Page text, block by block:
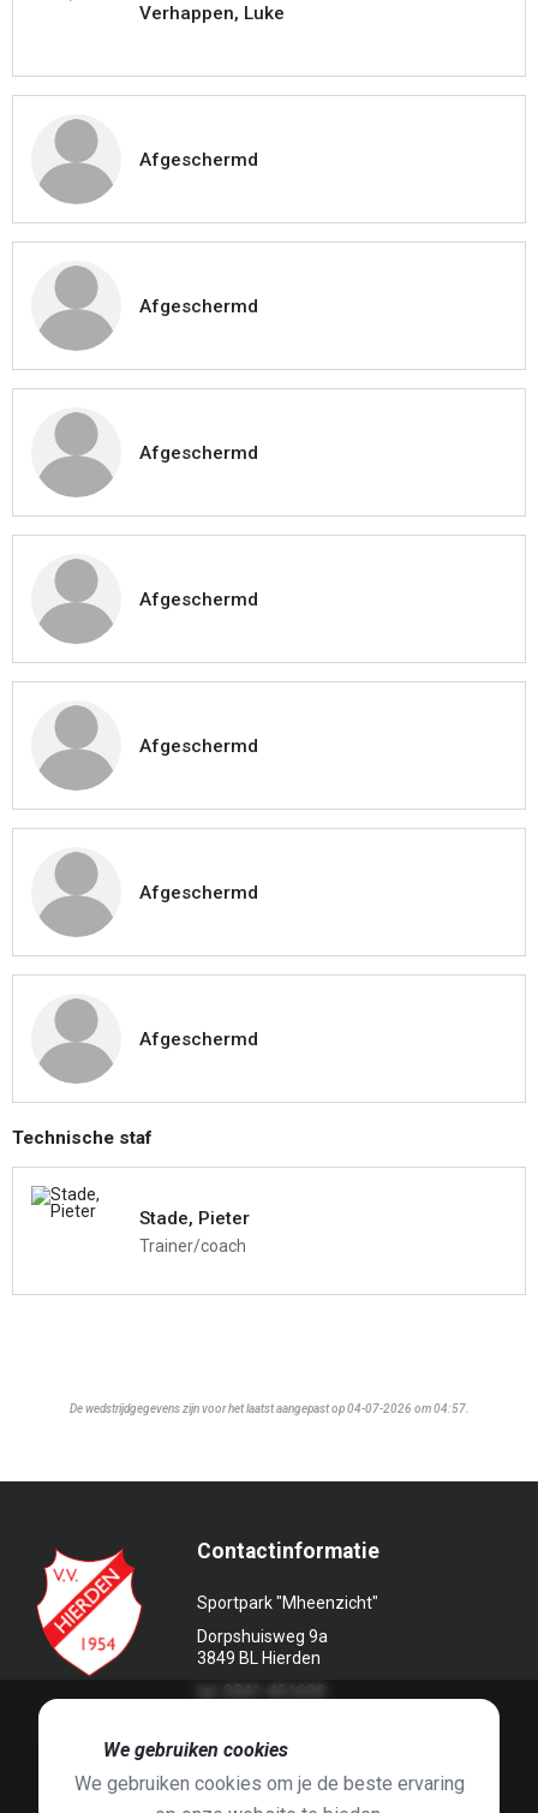
Verhappen, Luke
Afgeschermd
Afgeschermd
Afgeschermd
Afgeschermd
Afgeschermd
Afgeschermd
Afgeschermd
Technische staf
Stade, Pieter
Trainer/coach
De wedstrijdgegevens zijn voor het laatst aangepast op 04-07-2026 om 04:57.
Contactinformatie
Sportpark "Mheenzicht"
Dorpshuisweg 9a
3849 BL Hierden
We gebruiken cookies
We gebruiken cookies om je de beste ervaring